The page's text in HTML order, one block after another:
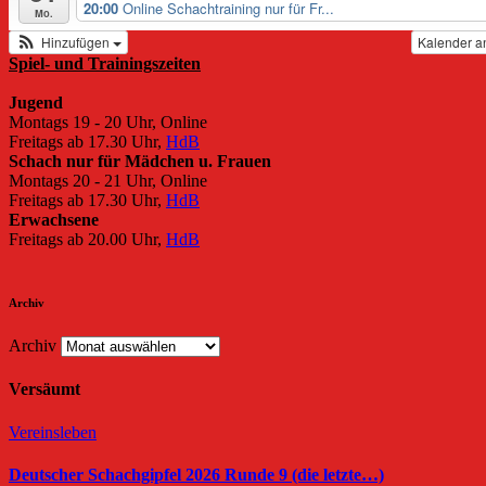
Mo.
20:00 Online Schachtraining nur für Fr...
Kalender
Hinzufügen
Spiel- und Trainingszeiten
Jugend
Montags 19 - 20 Uhr, Online
Freitags ab 17.30 Uhr, HdB
Schach nur für Mädchen u. Frauen
Montags 20 - 21 Uhr, Online
Freitags ab 17.30 Uhr, HdB
Erwachsene
Freitags ab 20.00 Uhr, HdB
Archiv
Archiv
Versäumt
Vereinsleben
Deutscher Schachgipfel 2026 Runde 9 (die letzte…)